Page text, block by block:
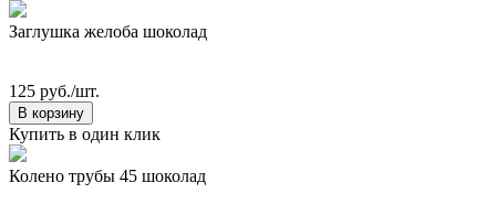
Заглушка желоба шоколад
125 руб./шт.
В корзину
Купить в один клик
Колено трубы 45 шоколад